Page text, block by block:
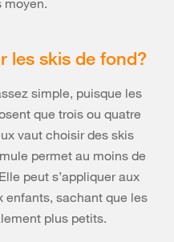
les skis de fond?
simple, puisque les
que trois ou quatre
vaut choisir des skis
permet au moins de
peut s’appliquer aux
enfants, sachant que les
plus petits.